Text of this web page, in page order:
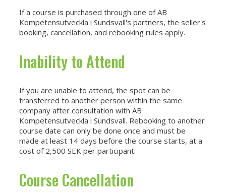
If a course is purchased through one of AB
Kompetensutveckla i Sundsvall's partners, the seller's
booking, cancellation, and rebooking rules apply.
Inability to Attend
If you are unable to attend, the spot can be
transferred to another person within the same
company after consultation with AB
Kompetensutveckla i Sundsvall. Rebooking to another
course date can only be done once and must be
made at least 14 days before the course starts, at a
cost of 2,500 SEK per participant.
Course Cancellation